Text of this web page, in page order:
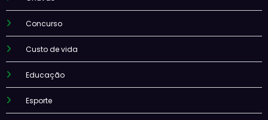
Concurso
Custo de vida
Educação
Esporte